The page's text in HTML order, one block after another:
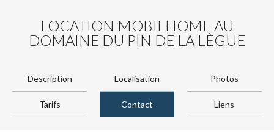
LOCATION MOBILHOME AU
DOMAINE DU PIN DE LA LÈGUE
Description Localisation Photos
Tarifs Contact Liens